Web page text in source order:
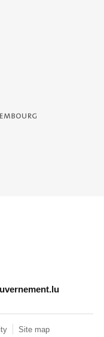
- Service
Site map